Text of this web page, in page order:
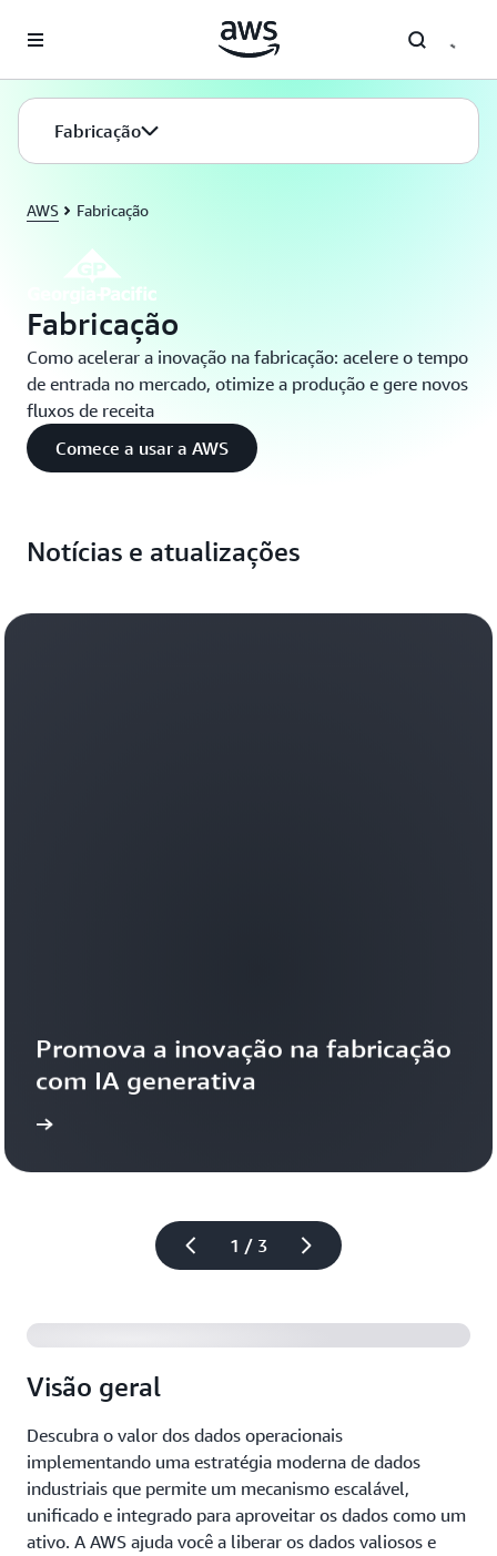
Pular para o conteúdo principal
Fabricação
AWS Fabricação
Fabricação
Como acelerar a inovação na fabricação: acelere o tempo
de entrada no mercado, otimize a produção e gere novos
fluxos de receita
Comece a usar a AWS
Notícias e atualizações
1 / 3
Promova a inovação na fabricação
com IA generativa
Visão geral
Descubra o valor dos dados operacionais
implementando uma estratégia moderna de dados
industriais que permite um mecanismo escalável,
unificado e integrado para aproveitar os dados como um
ativo. A AWS ajuda você a liberar os dados valiosos e